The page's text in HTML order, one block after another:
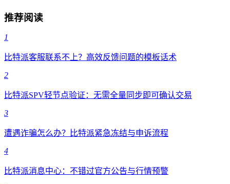
推荐阅读
1
比特派客服联系不上？高效反馈问题的模板话术
2
比特派SPV轻节点验证：无需全量同步即可确认交易
3
遭遇诈骗怎么办？比特派紧急冻结与申诉流程
4
比特派消息中心：不错过官方公告与行情预警